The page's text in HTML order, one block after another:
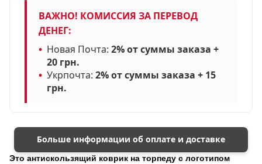
ВАЖНО! КОМИССИЯ ЗА ПЕРЕВОД
ДЕНЕГ:
• Новая Почта: 2% от суммы заказа +
20 грн.
• Укрпочта: 2% от суммы заказа + 15
грн.
Больше информации об оплате и доставке
Это антискользящий коврик на торпеду с логотипом